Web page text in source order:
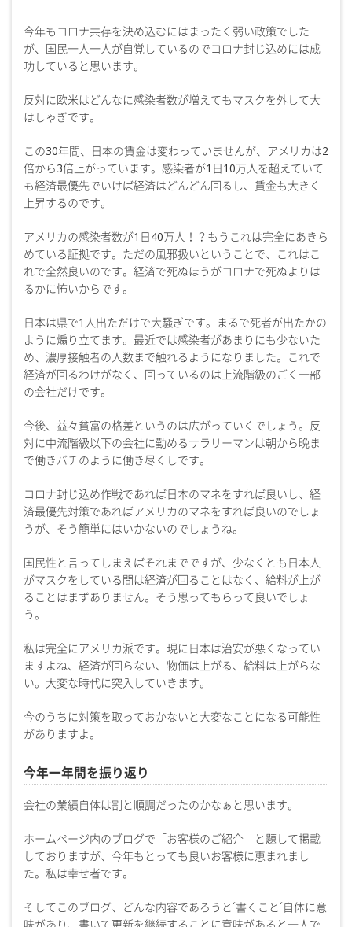
今年もコロナ共存を決め込むにはまったく弱い政策でした
が、国民一人一人が自覚しているのでコロナ封じ込めには成
功していると思います。
反対に欧米はどんなに感染者数が増えてもマスクを外して大
はしゃぎです。
この30年間、日本の賃金は変わっていませんが、アメリカは2
倍から3倍上がっています。感染者が1日10万人を超えていて
も経済最優先でいけば経済はどんどん回るし、賃金も大きく
上昇するのです。
アメリカの感染者数が1日40万人！？もうこれは完全にあきら
めている証拠です。ただの風邪扱いということで、これはこ
れで全然良いのです。経済で死ぬほうがコロナで死ぬよりは
るかに怖いからです。
日本は県で1人出ただけで大騒ぎです。まるで死者が出たかの
ように煽り立てます。最近では感染者があまりにも少ないた
め、濃厚接触者の人数まで触れるようになりました。これで
経済が回るわけがなく、回っているのは上流階級のごく一部
の会社だけです。
今後、益々貧富の格差というのは広がっていくでしょう。反
対に中流階級以下の会社に勤めるサラリーマンは朝から晩ま
で働きバチのように働き尽くしです。
コロナ封じ込め作戦であれば日本のマネをすれば良いし、経
済最優先対策であればアメリカのマネをすれば良いのでしょ
うが、そう簡単にはいかないのでしょうね。
国民性と言ってしまえばそれまでですが、少なくとも日本人
がマスクをしている間は経済が回ることはなく、給料が上が
ることはまずありません。そう思ってもらって良いでしょ
う。
私は完全にアメリカ派です。現に日本は治安が悪くなってい
ますよね、経済が回らない、物価は上がる、給料は上がらな
い。大変な時代に突入していきます。
今のうちに対策を取っておかないと大変なことになる可能性
がありますよ。
今年一年間を振り返り
会社の業績自体は割と順調だったのかなぁと思います。
ホームページ内のブログで「お客様のご紹介」と題して掲載
しておりますが、今年もとっても良いお客様に恵まれまし
た。私は幸せ者です。
そしてこのブログ、どんな内容であろうと´書くこと´自体に意
味があり、書いて更新を継続することに意味があると一人で